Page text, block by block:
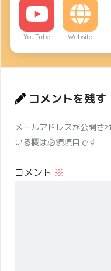
YouTube Website
コメントを残す
メールアドレスが公開さ
いる欄は必須項目です
コメント ※